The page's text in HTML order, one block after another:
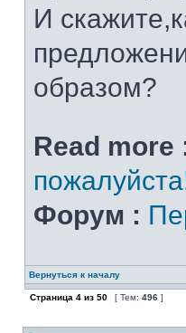
И
образом?
Read more
Форум :
Вернуться к началу
Страница 4 из 50 [ Тем: 496 ]